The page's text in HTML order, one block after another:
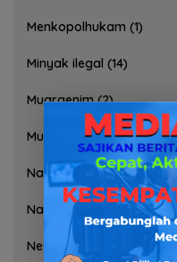
Menkopolhukam (1)
Minyak ilegal (14)
Muaraenim (2)
Muba (82)
Narkoba (33)
Nasional (902)
News (2828)